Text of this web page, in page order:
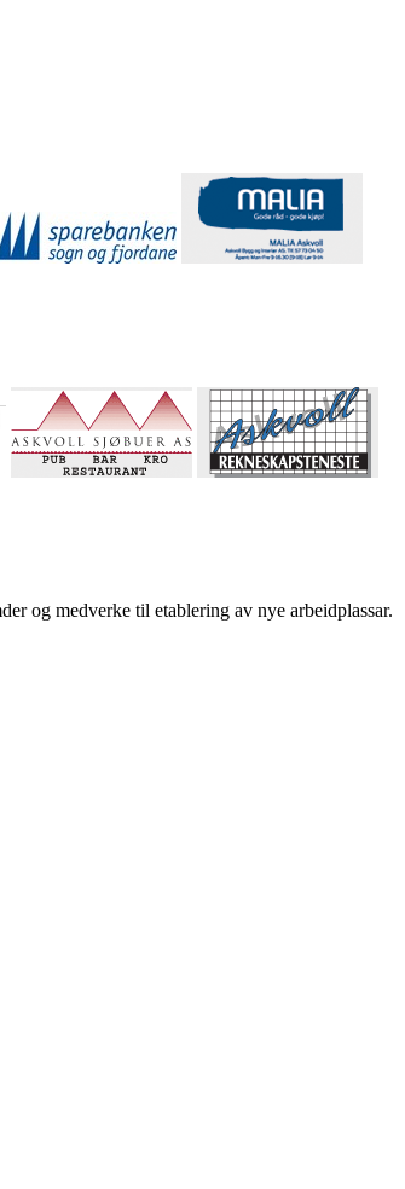
og medverke til etablering av nye arbeidplassar.